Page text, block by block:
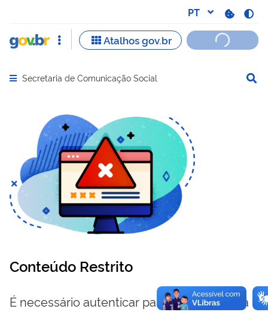
Abrir menu principal de navegação
Secretaria de Comunicação Social
Conteúdo Restrito
É necessário autenticar para visualizar essa